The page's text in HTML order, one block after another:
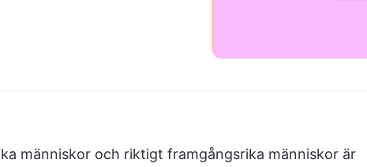
människor och riktigt framgångsrika människor är